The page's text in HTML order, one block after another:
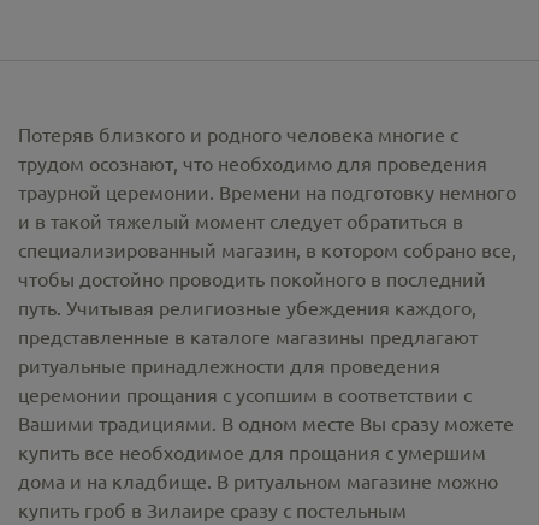
Потеряв близкого и родного человека многие с
трудом осознают, что необходимо для проведения
траурной церемонии. Времени на подготовку немного
и в такой тяжелый момент следует обратиться в
специализированный магазин, в котором собрано все,
чтобы достойно проводить покойного в последний
путь. Учитывая религиозные убеждения каждого,
представленные в каталоге магазины предлагают
ритуальные принадлежности для проведения
церемонии прощания с усопшим в соответствии с
Вашими традициями. В одном месте Вы сразу можете
купить все необходимое для прощания с умершим
дома и на кладбище. В ритуальном магазине можно
купить гроб в Зилаире сразу с постельным